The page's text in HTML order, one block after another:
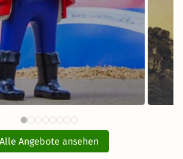
ab64 €
FunPark mit Hotel
und Eintritt
Alle Angebote ansehen